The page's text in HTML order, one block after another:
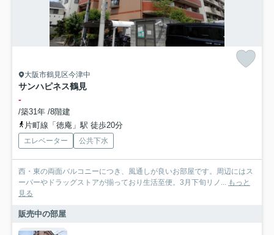
大阪市鶴見区今津中
サンハピネス鶴見
-
/築31年 /8階建
片町線「徳庵」駅 徒歩20分
エレベーター 公共下水
西・東の両面バルコニーにつき、風通しが良いお部屋です。周辺にはス
ーパーやドラッグストアが揃っており生活至便。3月下旬リノ... もっと
見る
販売中の部屋